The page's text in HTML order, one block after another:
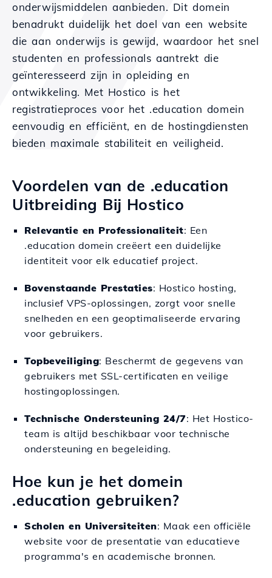
onderwijsmiddelen aanbieden. Dit domein
benadrukt duidelijk het doel van een website
die aan onderwijs is gewijd, waardoor het snel
studenten en professionals aantrekt die
geïnteresseerd zijn in opleiding en
ontwikkeling. Met Hostico is het
registratieproces voor het .education domein
eenvoudig en efficiënt, en de hostingdiensten
bieden maximale stabiliteit en veiligheid.
Voordelen van de .education
Uitbreiding Bij Hostico
Relevantie en Professionaliteit: Een
.education domein creëert een duidelijke
identiteit voor elk educatief project.
Bovenstaande Prestaties: Hostico hosting,
inclusief VPS-oplossingen, zorgt voor snelle
snelheden en een geoptimaliseerde ervaring
voor gebruikers.
Topbeveiliging: Beschermt de gegevens van
gebruikers met SSL-certificaten en veilige
hostingoplossingen.
Technische Ondersteuning 24/7: Het Hostico-
team is altijd beschikbaar voor technische
ondersteuning en begeleiding.
Hoe kun je het domein
.education gebruiken?
Scholen en Universiteiten: Maak een officiële
website voor de presentatie van educatieve
programma's en academische bronnen.